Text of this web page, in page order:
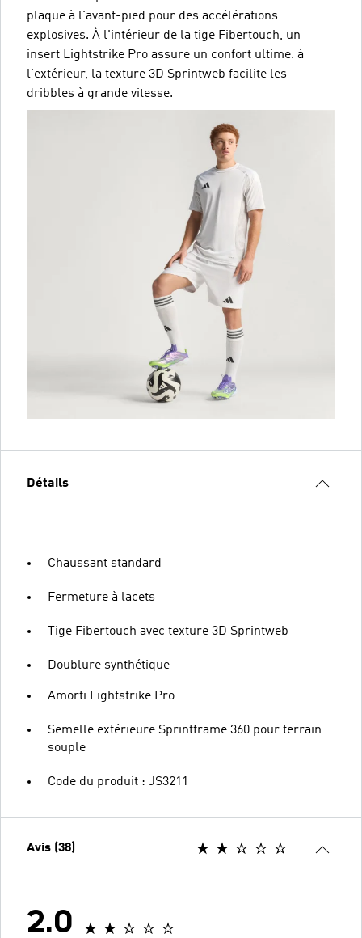
plaque à l'avant-pied pour des accélérations
explosives. À l'intérieur de la tige Fibertouch, un
insert Lightstrike Pro assure un confort ultime. à
l'extérieur, la texture 3D Sprintweb facilite les
dribbles à grande vitesse.
Détails
Chaussant standard
Fermeture à lacets
Tige Fibertouch avec texture 3D Sprintweb
Doublure synthétique
Amorti Lightstrike Pro
Semelle extérieure Sprintframe 360 pour terrain
souple
Code du produit : JS3211
Avis (38)
2.0